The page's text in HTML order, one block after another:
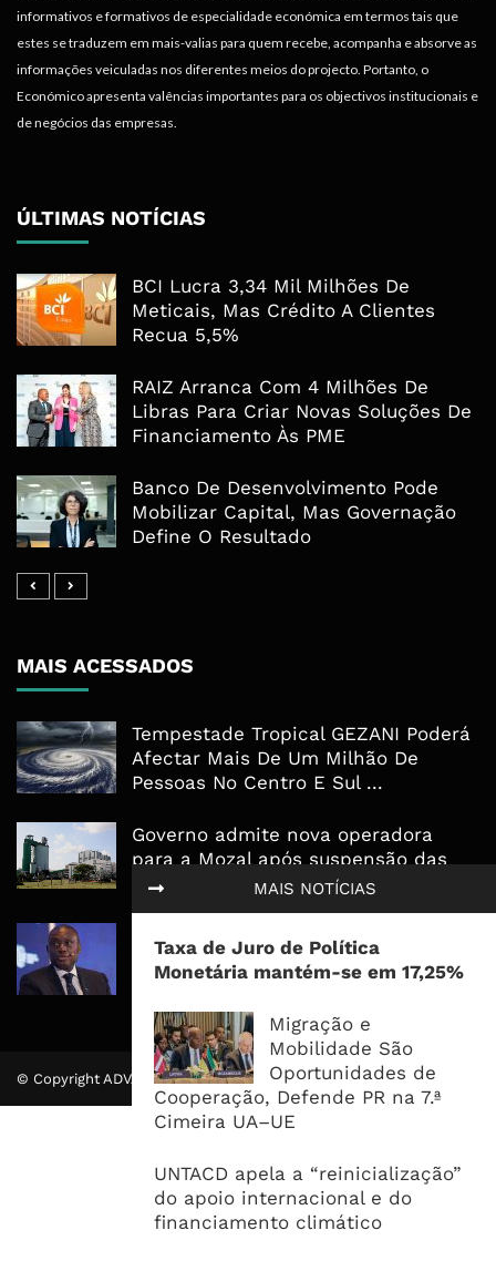
MAIS NOTÍCIAS
Taxa de Juro de Política
Monetária mantém-se em 17,25%
Migração e
Mobilidade São
Oportunidades de
Cooperação, Defende PR na 7.ª
Cimeira UA–UE
UNTACD apela a “reinicialização”
do apoio internacional e do
financiamento climático
informativos e formativos de especialidade económica em termos tais que
estes se traduzem em mais-valias para quem recebe, acompanha e absorve as
informações veiculadas nos diferentes meios do projecto. Portanto, o
Económico apresenta valências importantes para os objectivos institucionais e
de negócios das empresas.
ÚLTIMAS NOTÍCIAS
BCI Lucra 3,34 Mil Milhões De
Meticais, Mas Crédito A Clientes
Recua 5,5%
RAIZ Arranca Com 4 Milhões De
Libras Para Criar Novas Soluções De
Financiamento Às PME
Banco De Desenvolvimento Pode
Mobilizar Capital, Mas Governação
Define O Resultado
MAIS ACESSADOS
Tempestade Tropical GEZANI Poderá
Afectar Mais De Um Milhão De
Pessoas No Centro E Sul ...
Governo admite nova operadora
para a Mozal após suspensão das
operações
CEO do Standard Bank pede ao
Governo que “saia do caminho” e
facilite os negócios
© Copyright ADVALUE. Todos Direitos Reservados.